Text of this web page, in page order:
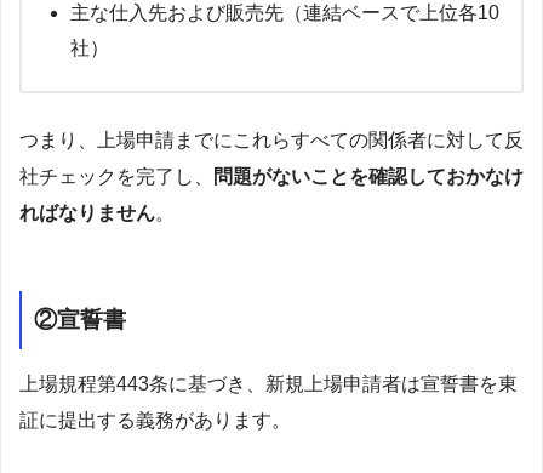
主な仕入先および販売先（連結ベースで上位各10
社）
つまり、上場申請までにこれらすべての関係者に対して反
社チェックを完了し、
問題がないことを確認しておかなけ
ればなりません。
②宣誓書
上場規程第443条に基づき、新規上場申請者は宣誓書を東
証に提出する義務があります。